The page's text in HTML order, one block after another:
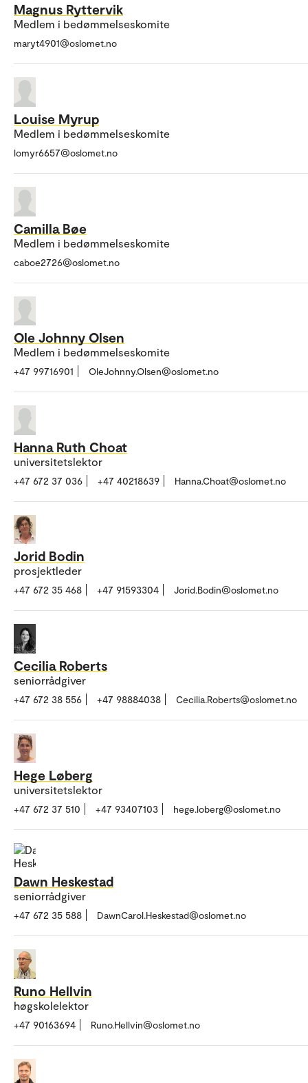
Magnus Ryttervik
Medlem i bedømmelseskomite
maryt4901@oslomet.no
Louise Myrup
Medlem i bedømmelseskomite
lomyr6657@oslomet.no
Camilla Bøe
Medlem i bedømmelseskomite
caboe2726@oslomet.no
Ole Johnny Olsen
Medlem i bedømmelseskomite
+47 99716901 OleJohnny.Olsen@oslomet.no
Hanna Ruth Choat
universitetslektor
+47 672 37 036 +47 40218639 Hanna.Choat@oslomet.no
Jorid Bodin
prosjektleder
+47 672 35 468 +47 91593304 Jorid.Bodin@oslomet.no
Cecilia Roberts
seniorrådgiver
+47 672 38 556 +47 98884038 Cecilia.Roberts@oslomet.no
Hege Løberg
universitetslektor
+47 672 37 510 +47 93407103 hege.loberg@oslomet.no
Dawn Heskestad
seniorrådgiver
+47 672 35 588 DawnCarol.Heskestad@oslomet.no
Runo Hellvin
høgskolelektor
+47 90163694 Runo.Hellvin@oslomet.no